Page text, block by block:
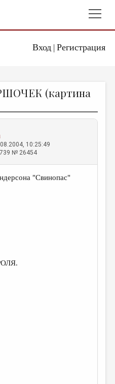
Вход| Регистрация
(картина
10:25:49
739 № 26454
"Свинопас"